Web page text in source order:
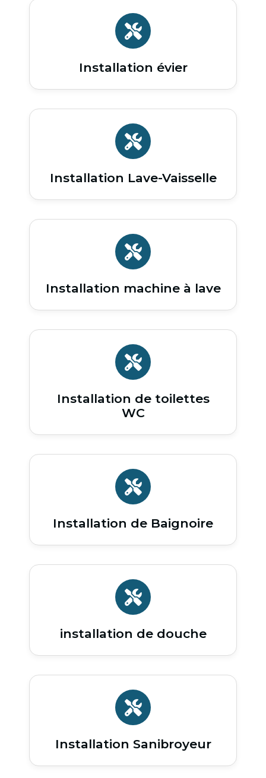
Installation évier
Installation Lave-Vaisselle
Installation machine à lave
Installation de toilettes
WC
Installation de Baignoire
installation de douche
Installation Sanibroyeur